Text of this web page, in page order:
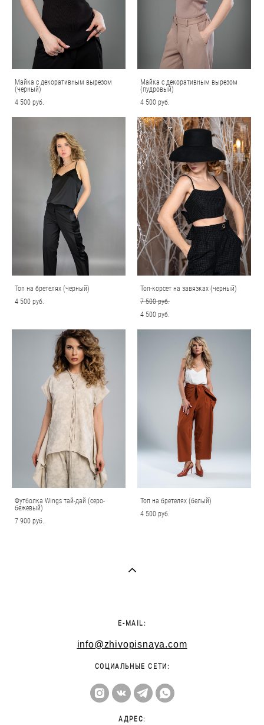
Майка с декоративным вырезом
(черный)
4 500 pуб.
Майка с декоративным вырезом
(пудровый)
4 500 pуб.
Топ на бретелях (черный)
4 500 pуб.
Топ-корсет на завязках (черный)
7 500 pуб.
4 500 pуб.
Футболка Wings тай-дай (серо-
бежевый)
7 900 pуб.
Топ на бретелях (белый)
4 500 pуб.
E-MAIL:
info@zhivopisnaya.com
СОЦИАЛЬНЫЕ СЕТИ:
АДРЕС: